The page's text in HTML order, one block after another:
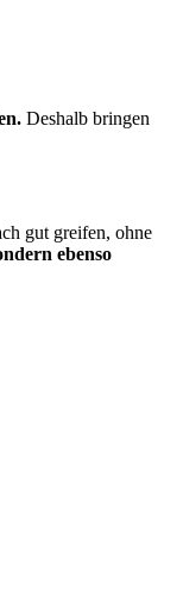
Deshalb bringen
gut greifen, ohne
ebenso